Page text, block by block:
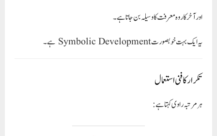
اور آخرکار وہ معرفت کا وسیلہ بن جاتا ہے۔
یہ ایک بہت خوبصورت Symbolic Development ہے۔
تکرار کا فنی استعمال
ہر مرتبہ راوی کہتا ہے: